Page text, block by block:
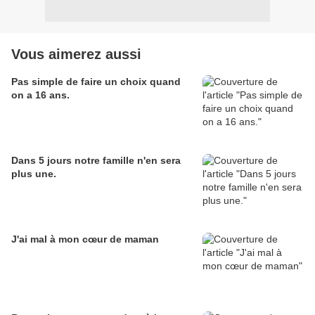
Vous aimerez aussi
Pas simple de faire un choix quand
on a 16 ans.
Dans 5 jours notre famille n'en sera
plus une.
J'ai mal à mon cœur de maman